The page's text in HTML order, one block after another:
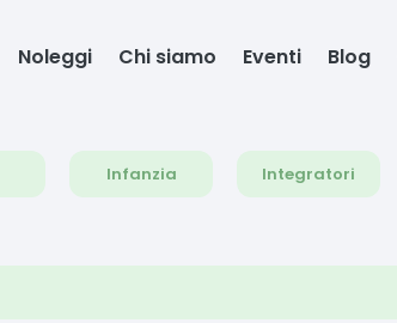
Noleggi Chi siamo Eventi Blog
Infanzia Integratori